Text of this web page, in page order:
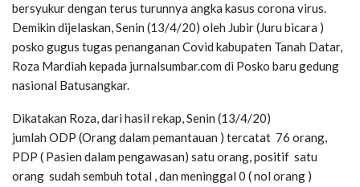
bersyukur dengan terus turunnya angka kasus corona virus.
Demikin dijelaskan, Senin (13/4/20) oleh Jubir (Juru bicara )
posko gugus tugas penanganan Covid kabupaten Tanah Datar,
Roza Mardiah kepada jurnalsumbar.com di Posko baru gedung
nasional Batusangkar.
Dikatakan Roza, dari hasil rekap, Senin (13/4/20)
jumlah ODP (Orang dalam pemantauan ) tercatat 76 orang,
PDP ( Pasien dalam pengawasan) satu orang, positif satu
orang sudah sembuh total , dan meninggal 0 ( nol orang )